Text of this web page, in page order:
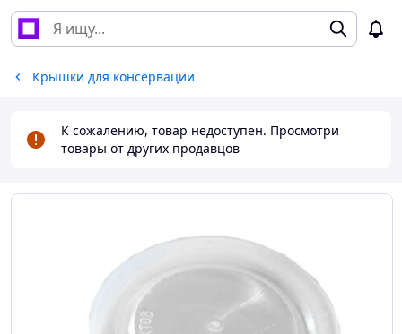
Крышки для консервации
К сожалению, товар недоступен. Просмотри
товары от других продавцов